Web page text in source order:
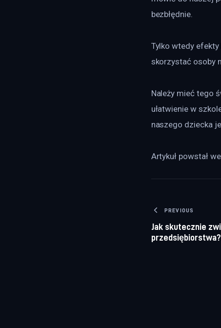
bezbłędnie.
Tylko wtedy
skorzystać osoby
Należy mieć tego
ułatwienie w
naszego dziecka
Artykuł powstał
PREVIOUS
Jak skutecznie
przedsiębiorstwa?